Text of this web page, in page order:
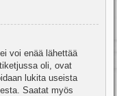
voi enää lähettää
oli, ovat
lukita useista
Saatat myös